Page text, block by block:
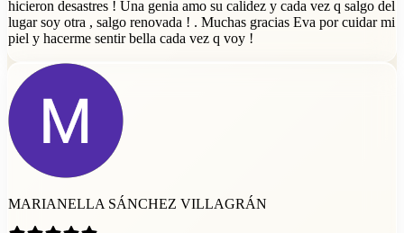
hicieron desastres ! Una genia amo su calidez y cada vez q salgo del
lugar soy otra , salgo renovada ! . Muchas gracias Eva por cuidar mi
piel y hacerme sentir bella cada vez q voy !
MARIANELLA SÁNCHEZ VILLAGRÁN